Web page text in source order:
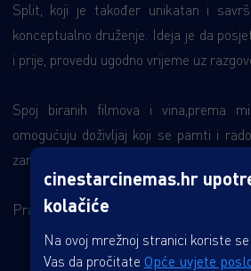
Split, koji je također unikatan i
konceptualno druženje. Ideja je da
i prije, provedu ugodno vrijeme uz
Spoj biranih filmova i vina,prema
omogućuju doživljaj koji se pamti i
zanimati da se večer Kino & Vino
Pratite nas za više detalja o idućoj
cinestarcinemas.hr
kolačiće
Na ovoj mrežnoj stranici koriste
Vas da pročitate Opće uvjete